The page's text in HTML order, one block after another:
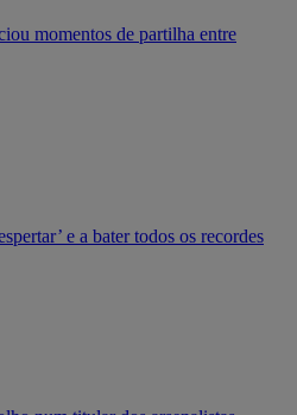
momentos de partilha entre
e a bater todos os recordes